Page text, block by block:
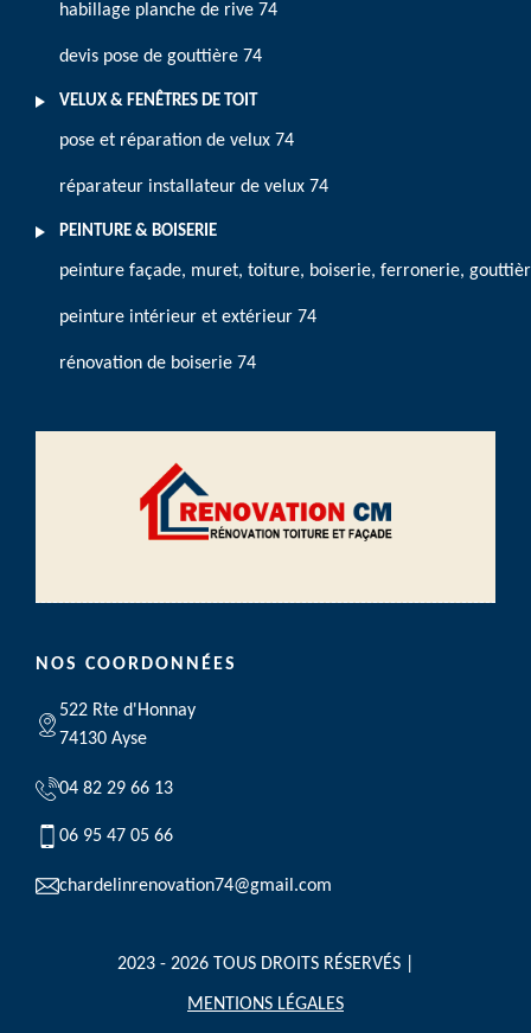
habillage planche de rive 74
devis pose de gouttière 74
VELUX & FENÊTRES DE TOIT
pose et réparation de velux 74
réparateur installateur de velux 74
PEINTURE & BOISERIE
peinture façade, muret, toiture, boiserie, ferronerie,
peinture intérieur et extérieur 74
rénovation de boiserie 74
NOS COORDONNÉES
522 Rte d'Honnay
74130 Ayse
04 82 29 66 13
06 95 47 05 66
chardelinrenovation74@gmail.com
2023 - 2026 TOUS DROITS RÉSERVÉS |
MENTIONS LÉGALES